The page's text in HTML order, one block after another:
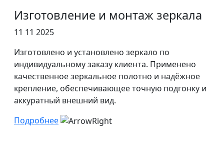
Изготовление и монтаж зеркала
11 11 2025
Изготовлено и установлено зеркало по
индивидуальному заказу клиента. Применено
качественное зеркальное полотно и надёжное
крепление, обеспечивающее точную подгонку и
аккуратный внешний вид.
Подробнее